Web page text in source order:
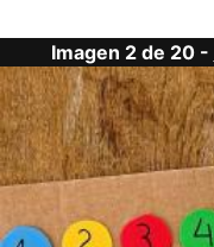
Imagen 2 de 20 -